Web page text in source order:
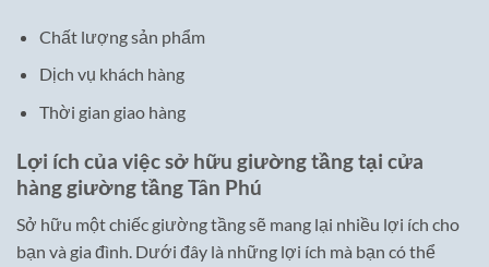
Chất lượng sản phẩm
Dịch vụ khách hàng
Thời gian giao hàng
Lợi ích của việc sở hữu giường tầng tại cửa
hàng giường tầng Tân Phú
Sở hữu một chiếc giường tầng sẽ mang lại nhiều lợi ích cho
bạn và gia đình. Dưới đây là những lợi ích mà bạn có thể